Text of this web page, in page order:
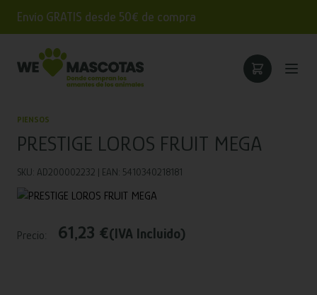
Envío GRATIS desde 50€ de compra
PIENSOS
PRESTIGE LOROS FRUIT MEGA
SKU: AD200002232 | EAN: 5410340218181
Precio: 61,23 €(IVA Incluido)